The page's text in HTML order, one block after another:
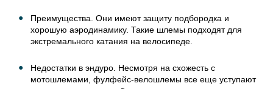
Преимущества. Они имеют защиту подбородка и
хорошую аэродинамику. Такие шлемы подходят для
экстремального катания на велосипеде.
Недостатки в эндуро. Несмотря на схожесть с
мотошлемами, фулфейс-велошлемы все еще уступают